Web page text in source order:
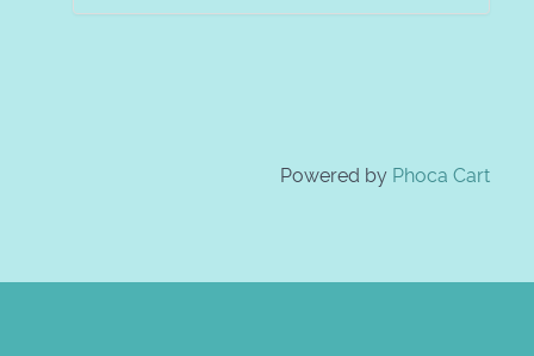
Powered by Phoca Cart